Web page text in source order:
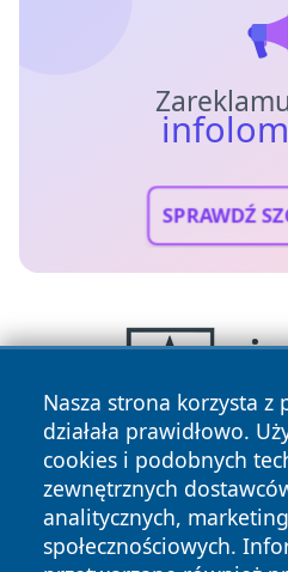
SPRAWDŹ
Nasza strona korzysta z
działała prawidłowo.
cookies i podobnych
zewnętrznych
analitycznych,
społecznościowych.